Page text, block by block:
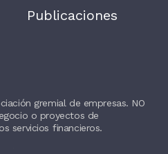
Publicaciones
gremial de empresas. NO
o proyectos de
servicios financieros.